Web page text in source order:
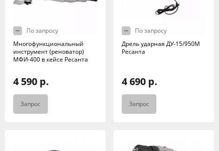
По запросу
Многофункциональный
инструмент (реноватор)
МФИ-400 в кейсе Ресанта
4 590 р.
Запрос
По запросу
Дрель ударная ДУ-15/950М
Ресанта
4 690 р.
Запрос